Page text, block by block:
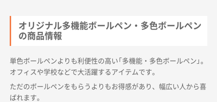
ノベルティなどにもおすすめの商品で
オリジナル多機能ボールペン・多色ボールペン
の商品情報
単色ボールペンよりも利便性の高い「多機能・多色ボールペン」。
オフィスや学校などで大活躍するアイテムです。
ただのボールペンをもらうよりもお得感があり、幅広い人から喜
ばれます。